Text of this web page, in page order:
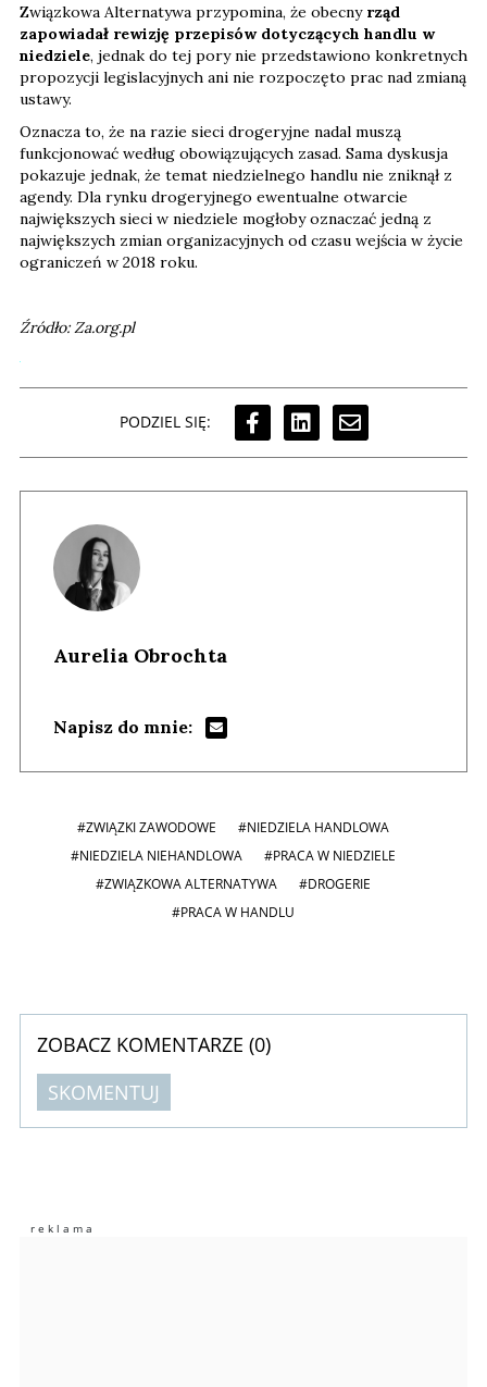
Związkowa Alternatywa przypomina, że obecny rząd
zapowiadał rewizję przepisów dotyczących handlu w
niedziele, jednak do tej pory nie przedstawiono konkretnych
propozycji legislacyjnych ani nie rozpoczęto prac nad zmianą
ustawy.
Oznacza to, że na razie sieci drogeryjne nadal muszą
funkcjonować według obowiązujących zasad. Sama dyskusja
pokazuje jednak, że temat niedzielnego handlu nie zniknął z
agendy. Dla rynku drogeryjnego ewentualne otwarcie
największych sieci w niedziele mogłoby oznaczać jedną z
największych zmian organizacyjnych od czasu wejścia w życie
ograniczeń w 2018 roku.
Źródło: Za.org.pl
PODZIEL SIĘ:
Aurelia Obrochta
Napisz do mnie:
#ZWIĄZKI ZAWODOWE
#NIEDZIELA HANDLOWA
#NIEDZIELA NIEHANDLOWA
#PRACA W NIEDZIELE
#ZWIĄZKOWA ALTERNATYWA
#DROGERIE
#PRACA W HANDLU
ZOBACZ KOMENTARZE (0)
SKOMENTUJ
Imię (Wymagane)